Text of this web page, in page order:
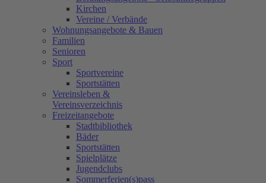
Kirchen
Vereine / Verbände
Wohnungsangebote & Bauen
Familien
Senioren
Sport
Sportvereine
Sportstätten
Vereinsleben &
Vereinsverzeichnis
Freizeitangebote
Stadtbibliothek
Bäder
Sportstätten
Spielplätze
Jugendclubs
Sommerferien(s)pass